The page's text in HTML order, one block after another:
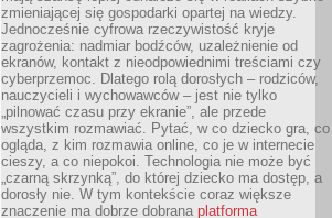
zmieniającej się gospodarki opartej na wiedzy.
Jednocześnie cyfrowa rzeczywistość kryje
zagrożenia: nadmiar bodźców, uzależnienie od
ekranów, kontakt z nieodpowiednimi treściami czy
cyberprzemoc. Dlatego rolą dorosłych – rodziców,
nauczycieli i wychowawców – jest nie tylko
„pilnować czasu przy ekranie”, ale przede
wszystkim rozmawiać. Pytać, w co dziecko gra, co
ogląda, z kim rozmawia online, co je w internecie
cieszy, a co niepokoi. Technologia nie może być
„czarną skrzynką”, do której dziecko ma dostęp, a
dorosły nie. W tym kontekście coraz większe
znaczenie ma dobrze dobrana platforma